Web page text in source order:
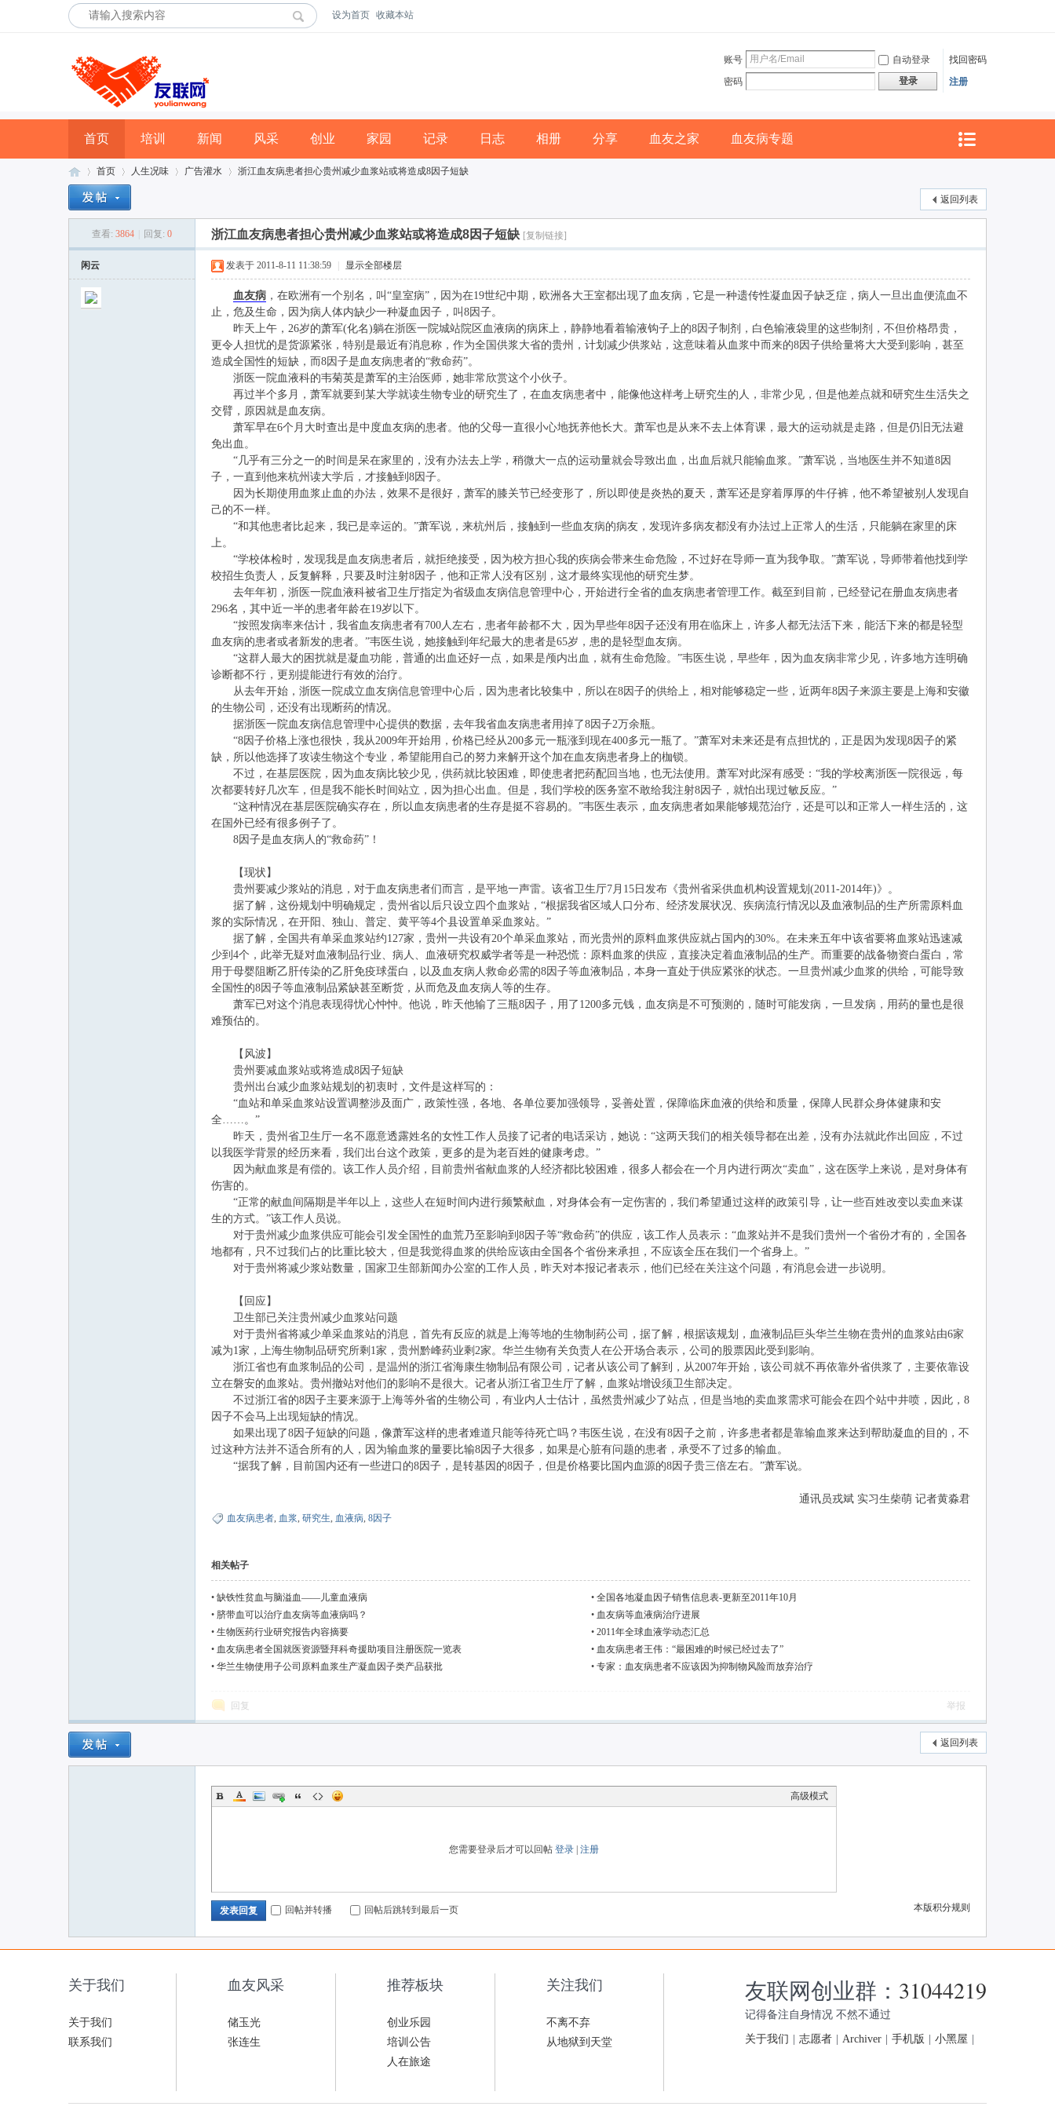
设为首页 收藏本站
账号 自动登录
找回密码
密码
登录 注册
首页 培训 新闻 风采 创业 家园 记录 日志 相册 分享 血友之家 血友病专题
首页
›
人生况味
›
广告灌水
›
浙江血友病患者担心贵州减少血浆站或将造成8因子短缺
返回列表
查看: 3864 回复: 0 浙江血友病患者担心贵州减少血浆站或将造成8因子短缺 [复制链接]
闲云 发表于 2011-8-11 11:38:59 显示全部楼层
血友病 ，在欧洲有一个别名，叫“皇室病”，因为在19世纪中期，欧洲各大王室都出现了血友病，它是一种遗传性凝血因子缺乏症，病人一旦出血便流血不
止，危及生命，因为病人体内缺少一种凝血因子，叫8因子。
昨天上午，26岁的萧军(化名)躺在浙医一院城站院区血液病的病床上，静静地看着输液钩子上的8因子制剂，白色输液袋里的这些制剂，不但价格昂贵，
更令人担忧的是货源紧张，特别是最近有消息称，作为全国供浆大省的贵州，计划减少供浆站，这意味着从血浆中而来的8因子供给量将大大受到影响，甚至
造成全国性的短缺，而8因子是血友病患者的“救命药”。
浙医一院血液科的韦菊英是萧军的主治医师，她非常欣赏这个小伙子。
再过半个多月，萧军就要到某大学就读生物专业的研究生了，在血友病患者中，能像他这样考上研究生的人，非常少见，但是他差点就和研究生生活失之
交臂，原因就是血友病。
萧军早在6个月大时查出是中度血友病的患者。他的父母一直很小心地抚养他长大。萧军也是从来不去上体育课，最大的运动就是走路，但是仍旧无法避
免出血。
“几乎有三分之一的时间是呆在家里的，没有办法去上学，稍微大一点的运动量就会导致出血，出血后就只能输血浆。”萧军说，当地医生并不知道8因
子，一直到他来杭州读大学后，才接触到8因子。
因为长期使用血浆止血的办法，效果不是很好，萧军的膝关节已经变形了，所以即使是炎热的夏天，萧军还是穿着厚厚的牛仔裤，他不希望被别人发现自
己的不一样。
“和其他患者比起来，我已是幸运的。”萧军说，来杭州后，接触到一些血友病的病友，发现许多病友都没有办法过上正常人的生活，只能躺在家里的床
上。
“学校体检时，发现我是血友病患者后，就拒绝接受，因为校方担心我的疾病会带来生命危险，不过好在导师一直为我争取。”萧军说，导师带着他找到学
校招生负责人，反复解释，只要及时注射8因子，他和正常人没有区别，这才最终实现他的研究生梦。
去年年初，浙医一院血液科被省卫生厅指定为省级血友病信息管理中心，开始进行全省的血友病患者管理工作。截至到目前，已经登记在册血友病患者
296名，其中近一半的患者年龄在19岁以下。
“按照发病率来估计，我省血友病患者有700人左右，患者年龄都不大，因为早些年8因子还没有用在临床上，许多人都无法活下来，能活下来的都是轻型
血友病的患者或者新发的患者。”韦医生说，她接触到年纪最大的患者是65岁，患的是轻型血友病。
“这群人最大的困扰就是凝血功能，普通的出血还好一点，如果是颅内出血，就有生命危险。”韦医生说，早些年，因为血友病非常少见，许多地方连明确
诊断都不行，更别提能进行有效的治疗。
从去年开始，浙医一院成立血友病信息管理中心后，因为患者比较集中，所以在8因子的供给上，相对能够稳定一些，近两年8因子来源主要是上海和安徽
的生物公司，还没有出现断药的情况。
据浙医一院血友病信息管理中心提供的数据，去年我省血友病患者用掉了8因子2万余瓶。
“8因子价格上涨也很快，我从2009年开始用，价格已经从200多元一瓶涨到现在400多元一瓶了。”萧军对未来还是有点担忧的，正是因为发现8因子的紧
缺，所以他选择了攻读生物这个专业，希望能用自己的努力来解开这个加在血友病患者身上的枷锁。
不过，在基层医院，因为血友病比较少见，供药就比较困难，即使患者把药配回当地，也无法使用。萧军对此深有感受：“我的学校离浙医一院很远，每
次都要转好几次车，但是我不能长时间站立，因为担心出血。但是，我们学校的医务室不敢给我注射8因子，就怕出现过敏反应。”
“这种情况在基层医院确实存在，所以血友病患者的生存是挺不容易的。”韦医生表示，血友病患者如果能够规范治疗，还是可以和正常人一样生活的，这
在国外已经有很多例子了。
8因子是血友病人的“救命药”！
【现状】
贵州要减少浆站的消息，对于血友病患者们而言，是平地一声雷。该省卫生厅7月15日发布《贵州省采供血机构设置规划(2011-2014年)》。
据了解，这份规划中明确规定，贵州省以后只设立四个血浆站，“根据我省区域人口分布、经济发展状况、疾病流行情况以及血液制品的生产所需原料血
浆的实际情况，在开阳、独山、普定、黄平等4个县设置单采血浆站。”
据了解，全国共有单采血浆站约127家，贵州一共设有20个单采血浆站，而光贵州的原料血浆供应就占国内的30%。在未来五年中该省要将血浆站迅速减
少到4个，此举无疑对血液制品行业、病人、血液研究权威学者等是一种恐慌：原料血浆的供应，直接决定着血液制品的生产。而重要的战备物资白蛋白，常
用于母婴阻断乙肝传染的乙肝免疫球蛋白，以及血友病人救命必需的8因子等血液制品，本身一直处于供应紧张的状态。一旦贵州减少血浆的供给，可能导致
全国性的8因子等血液制品紧缺甚至断货，从而危及血友病人等的生存。
萧军已对这个消息表现得忧心忡忡。他说，昨天他输了三瓶8因子，用了1200多元钱，血友病是不可预测的，随时可能发病，一旦发病，用药的量也是很
难预估的。
【风波】
贵州要减血浆站或将造成8因子短缺
贵州出台减少血浆站规划的初衷时，文件是这样写的：
“血站和单采血浆站设置调整涉及面广，政策性强，各地、各单位要加强领导，妥善处置，保障临床血液的供给和质量，保障人民群众身体健康和安
全……。”
昨天，贵州省卫生厅一名不愿意透露姓名的女性工作人员接了记者的电话采访，她说：“这两天我们的相关领导都在出差，没有办法就此作出回应，不过
以我医学背景的经历来看，我们出台这个政策，更多的是为老百姓的健康考虑。”
因为献血浆是有偿的。该工作人员介绍，目前贵州省献血浆的人经济都比较困难，很多人都会在一个月内进行两次“卖血”，这在医学上来说，是对身体有
伤害的。
“正常的献血间隔期是半年以上，这些人在短时间内进行频繁献血，对身体会有一定伤害的，我们希望通过这样的政策引导，让一些百姓改变以卖血来谋
生的方式。”该工作人员说。
对于贵州减少血浆供应可能会引发全国性的血荒乃至影响到8因子等“救命药”的供应，该工作人员表示：“血浆站并不是我们贵州一个省份才有的，全国各
地都有，只不过我们占的比重比较大，但是我觉得血浆的供给应该由全国各个省份来承担，不应该全压在我们一个省身上。”
对于贵州将减少浆站数量，国家卫生部新闻办公室的工作人员，昨天对本报记者表示，他们已经在关注这个问题，有消息会进一步说明。
【回应】
卫生部已关注贵州减少血浆站问题
对于贵州省将减少单采血浆站的消息，首先有反应的就是上海等地的生物制药公司，据了解，根据该规划，血液制品巨头华兰生物在贵州的血浆站由6家
减为1家，上海生物制品研究所剩1家，贵州黔峰药业剩2家。华兰生物有关负责人在公开场合表示，公司的股票因此受到影响。
浙江省也有血浆制品的公司，是温州的浙江省海康生物制品有限公司，记者从该公司了解到，从2007年开始，该公司就不再依靠外省供浆了，主要依靠设
立在磐安的血浆站。贵州撤站对他们的影响不是很大。记者从浙江省卫生厅了解，血浆站增设须卫生部决定。
不过浙江省的8因子主要来源于上海等外省的生物公司，有业内人士估计，虽然贵州减少了站点，但是当地的卖血浆需求可能会在四个站中井喷，因此，8
因子不会马上出现短缺的情况。
如果出现了8因子短缺的问题，像萧军这样的患者难道只能等待死亡吗？韦医生说，在没有8因子之前，许多患者都是靠输血浆来达到帮助凝血的目的，不
过这种方法并不适合所有的人，因为输血浆的量要比输8因子大很多，如果是心脏有问题的患者，承受不了过多的输血。
“据我了解，目前国内还有一些进口的8因子，是转基因的8因子，但是价格要比国内血源的8因子贵三倍左右。”萧军说。
通讯员戎斌 实习生柴萌 记者黄淼君
血友病患者, 血浆, 研究生, 血液病, 8因子
相关帖子
• 缺铁性贫血与脑溢血——儿童血液病 • 全国各地凝血因子销售信息表-更新至2011年10月
• 脐带血可以治疗血友病等血液病吗？ • 血友病等血液病治疗进展
• 生物医药行业研究报告内容摘要 • 2011年全球血液学动态汇总
• 血友病患者全国就医资源暨拜科奇援助项目注册医院一览表 • 血友病患者王伟：“最困难的时候已经过去了”
• 华兰生物使用子公司原料血浆生产凝血因子类产品获批 • 专家：血友病患者不应该因为抑制物风险而放弃治疗
回复 举报
返回列表
高级模式
您需要登录后才可以回帖 登录 注册
本版积分规则
发表回复 回帖并转播 回帖后跳转到最后一页
关于我们
关于我们
联系我们
血友风采
储玉光
张连生
推荐板块
创业乐园
培训公告
人在旅途
关注我们
不离不弃
从地狱到天堂
友联网创业群： 31044219
记得备注自身情况 不然不通过
关于我们 志愿者 Archiver 手机版 小黑屋